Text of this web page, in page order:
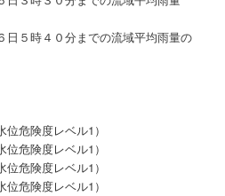
５時４０分までの流域平均雨量の
危険度レベル1）
危険度レベル1）
危険度レベル1）
危険度レベル1）